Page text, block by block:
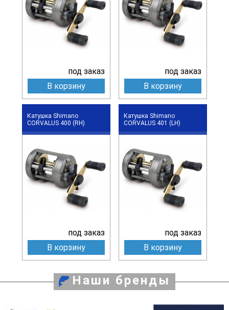
под заказ
В корзину
под заказ
В корзину
Катушка Shimano
CORVALUS 400 (RH)
под заказ
В корзину
Катушка Shimano
CORVALUS 401 (LH)
под заказ
В корзину
Наши бренды